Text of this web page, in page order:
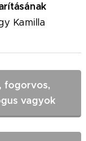
Kamilla
fogorvos,
vagyok